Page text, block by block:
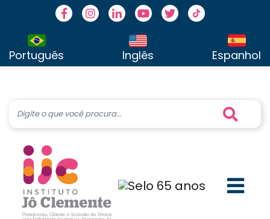
FacebookInstagram
LinkedinYoutubeTwitterTikTok
Português Inglês Espanhol